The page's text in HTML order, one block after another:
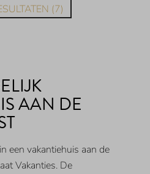
(7)
AAN DE
een vakantiehuis aan de
Vakanties. De